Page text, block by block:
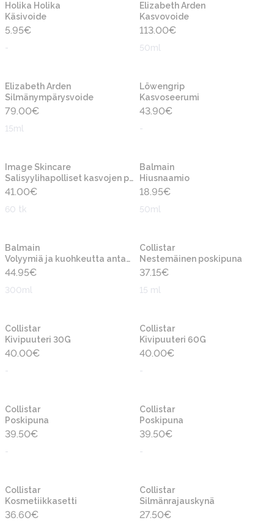
Holika Holika
Käsivoide
5.95€
-
Elizabeth Arden
Kasvovoide
113.00€
50ml
Elizabeth Arden
Silmänympärysvoide
79.00€
15ml
Löwengrip
Kasvoseerumi
43.90€
-
Image Skincare
Salisyylihapolliset kasvojen puhdistustyynyt
41.00€
60 tk
Balmain
Hiusnaamio
18.95€
50ml
Balmain
Volyymiä ja kuohkeutta antava shampoo
44.95€
300ml
Collistar
Nestemäinen poskipuna
37.15€
15 ml
Collistar
Kivipuuteri 30G
40.00€
-
Collistar
Kivipuuteri 60G
40.00€
-
Collistar
Poskipuna
39.50€
-
Collistar
Poskipuna
39.50€
-
Collistar
Kosmetiikkasetti
36.60€
Collistar
Silmänrajauskynä
27.50€